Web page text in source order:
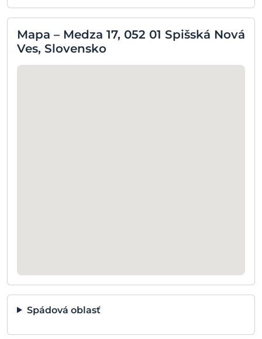
Mapa – Medza 17, 052 01 Spišská Nová
Ves, Slovensko
Spádová oblasť